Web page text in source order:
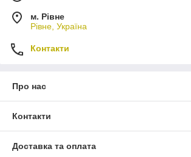
м. Рівне
Рівне, Україна
Контакти
Про нас
Контакти
Доставка та оплата